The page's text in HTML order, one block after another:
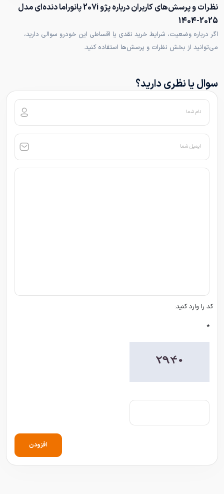
نظرات و پرسش‌های کاربران درباره پژو 207i پانوراما دنده‌ای مدل
2025-1404
اگر درباره وضعیت، شرایط خرید نقدی یا اقساطی این خودرو سوالی دارید،
می‌توانید از بخش نظرات و پرسش‌ها استفاده کنید.
سوال یا نظری دارید؟
نام شما
ایمیل شما
کد را وارد کنید:
*
افزودن